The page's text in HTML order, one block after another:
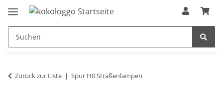
Zurück zur Liste Spur H0 Straßenlampen